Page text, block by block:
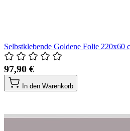
Selbstklebende Goldene Folie 220x60
97,90 €
In den Warenkorb